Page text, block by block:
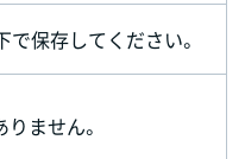
保存してください。
ません。